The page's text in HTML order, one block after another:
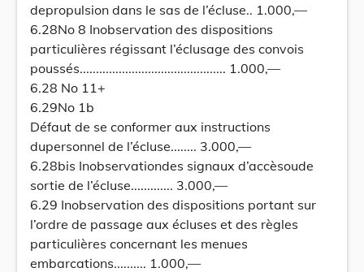
depropulsion dans le sas de l’écluse.. 1.000,—
6.28No 8 Inobservation des dispositions
particulières régissant l’éclusage des convois
poussés............................................. 1.000,—
6.28 No 11+
6.29No 1b
Défaut de se conformer aux instructions
dupersonnel de l’écluse........ 3.000,—
6.28bis Inobservationdes signaux d’accèsoude
sortie de l’écluse............. 3.000,—
6.29 Inobservation des dispositions portant sur
l’ordre de passage aux écluses et des règles
particulières concernant les menues
embarcations.......... 1.000,—